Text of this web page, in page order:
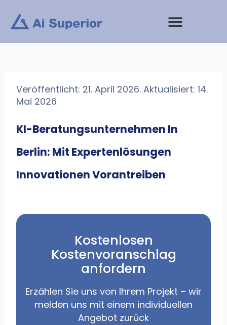
Inhalt
springen
Veröffentlicht: 21. April 2026. Aktualisiert: 14.
Mai 2026
KI-Beratungsunternehmen In
Berlin: Mit Expertenlösungen
Innovationen Vorantreiben
Kostenlosen
Kostenvoranschlag
anfordern
Erzählen Sie uns von Ihrem Projekt – wir
melden uns mit einem individuellen
Angebot zurück